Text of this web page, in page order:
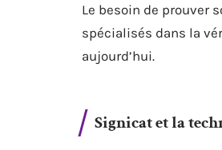
Le besoin de prouver
spécialisés dans la
aujourd’hui.
Signicat et la